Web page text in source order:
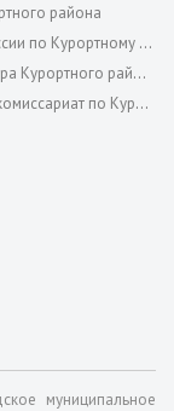
района
Курортному району
Курортного района
районам города Санкт-Петербурга
муниципальное